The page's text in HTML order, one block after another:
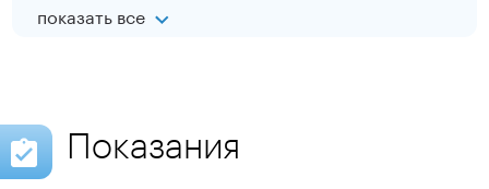
показать все
Показания